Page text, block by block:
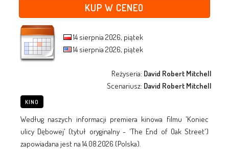
KUP W CENEO
14 sierpnia 2026, piątek
14 sierpnia 2026, piątek
Reżyseria: David Robert Mitchell
Scenariusz: David Robert Mitchell
KINO
Według naszych informacji premiera kinowa filmu 'Koniec
ulicy Dębowej' (tytuł oryginalny - 'The End of Oak Street')
zapowiadana jest na 14.08.2026 (Polska).